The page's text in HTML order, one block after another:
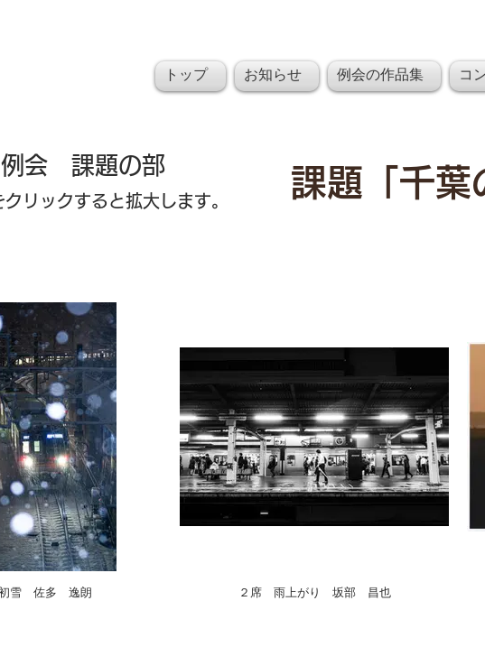
トップ お知らせ 例会の作品集 コ
例会 課題の部
クリックすると拡大します。
課題「千葉
雪 佐多 逸朗 ２席 雨上がり 坂部 昌也